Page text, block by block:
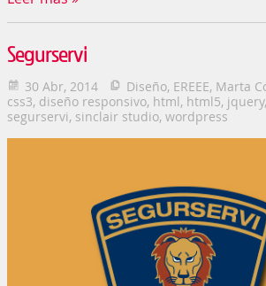
Segurservi
30 Abr, 2014 Diseño, EREEE, Marta
css3, diseño responsivo, html, html5, jquery,
segurservi, sinclair studio, wordpress